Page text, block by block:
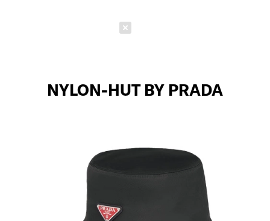
NYLON-HUT BY PRADA